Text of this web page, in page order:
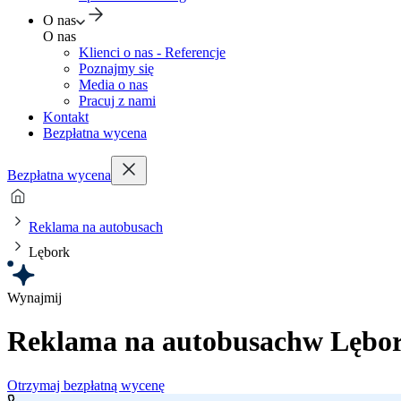
O nas
O nas
Klienci o nas - Referencje
Poznajmy się
Media o nas
Pracuj z nami
Kontakt
Bezpłatna wycena
Bezpłatna wycena
Reklama na autobusach
Lębork
Wynajmij
Reklama na autobusachw
Otrzymaj bezpłatną wycenę